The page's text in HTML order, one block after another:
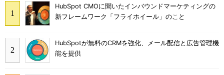
HubSpot CMOに聞いたインバウンドマーケティングの
新フレームワーク「フライホイール」のこと
HubSpotが無料のCRMを強化、メール配信と広告管理機
能を提供